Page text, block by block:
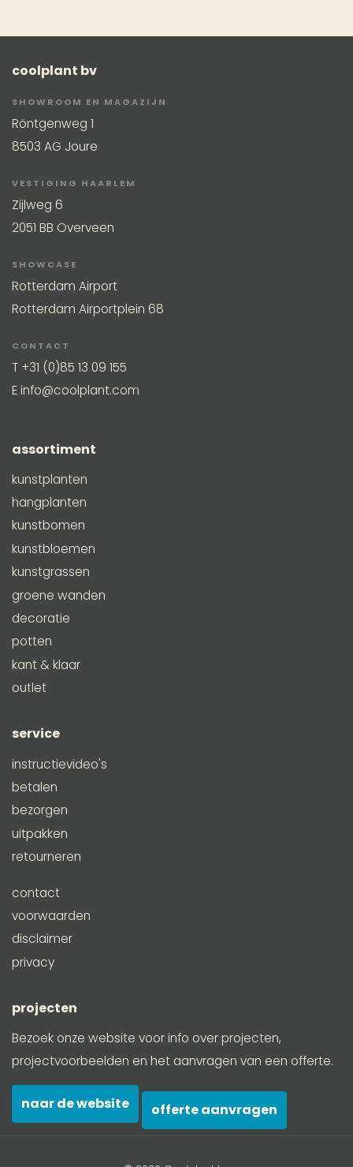
coolplant bv
SHOWROOM EN MAGAZIJN
Röntgenweg 1
8503 AG Joure
VESTIGING HAARLEM
Zijlweg 6
2051 BB Overveen
SHOWCASE
Rotterdam Airport
Rotterdam Airportplein 68
CONTACT
T +31 (0)85 13 09 155
Einfo@coolplant.com
assortiment
kunstplanten
hangplanten
kunstbomen
kunstbloemen
kunstgrassen
groene wanden
decoratie
potten
kant & klaar
outlet
service
instructievideo's
betalen
bezorgen
uitpakken
retourneren
contact
voorwaarden
disclaimer
privacy
projecten
Bezoek onze website voor info over projecten,
projectvoorbeelden en het aanvragen van een offerte.
naar de website offerte aanvragen